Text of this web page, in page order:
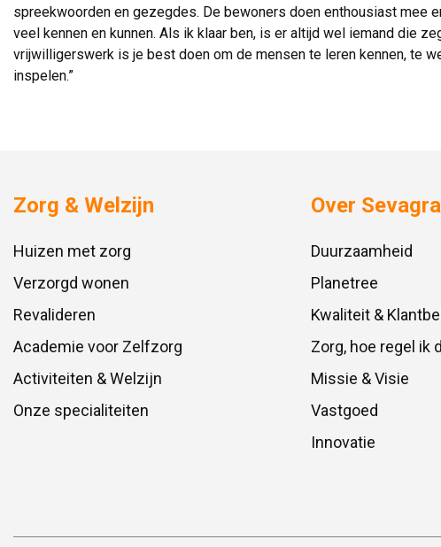
spreekwoorden en gezegdes. De bewoners doen enthousiast mee
veel kennen en kunnen. Als ik klaar ben, is er altijd wel iemand die
vrijwilligerswerk is je best doen om de mensen te leren kennen, te
inspelen.”
Zorg & Welzijn
Huizen met zorg
Verzorgd wonen
Revalideren
Academie voor Zelfzorg
Activiteiten & Welzijn
Onze specialiteiten
Over
Duurzaamheid
Planetree
Kwaliteit &
Zorg, hoe regel ik
Missie & Visie
Vastgoed
Innovatie